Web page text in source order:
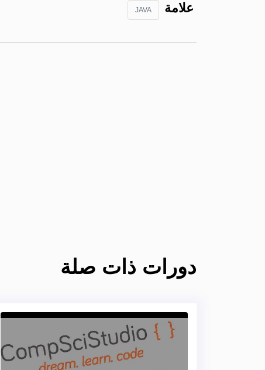
علامة JAVA
دورات ذات صلة